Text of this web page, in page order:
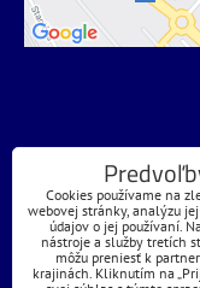
Cookies používame na
webovej stránky, analýzu
údajov o jej používaní.
nástroje a služby tretích
môžu preniesť k
krajinách. Kliknutím na